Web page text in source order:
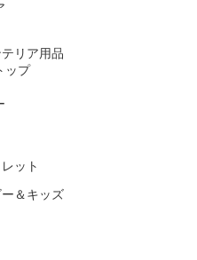
リア用品
ップ
ット
＆キッズ